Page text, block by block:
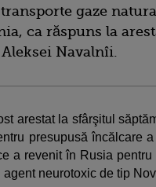
gaze
ca răspuns la
Navalnîi.
arestat la sfârşitul
presupusă încălcare
a revenit în Rusia pentru
agent neurotoxic de tip